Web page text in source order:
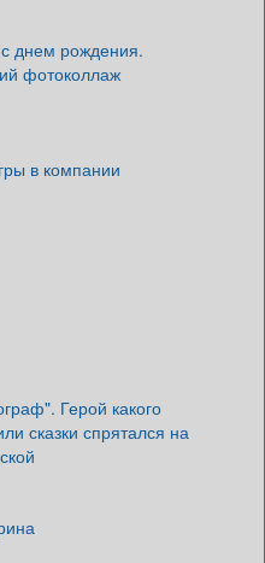
днем рождения.
фотоколлаж
в компании
Герой какого
сказки спрятался на